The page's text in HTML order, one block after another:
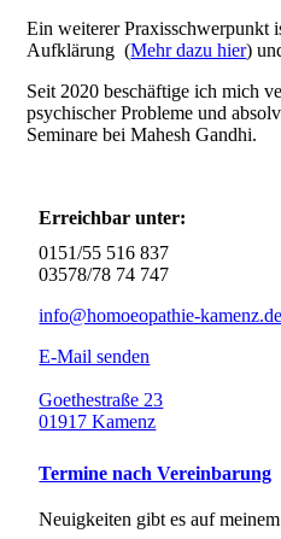
Ein weiterer Praxisschwerpunkt
Aufklärung (Mehr dazu hier)
Seit 2020 beschäftige ich mich
psychischer Probleme und
Seminare bei Mahesh Gandhi.
Erreichbar unter:
0151/55 516 837
03578/78 74 747
info@homoeopathie-kamenz.de
E-Mail senden
Goethestraße 23
01917 Kamenz
Termine nach Vereinbarung
Neuigkeiten gibt es auf